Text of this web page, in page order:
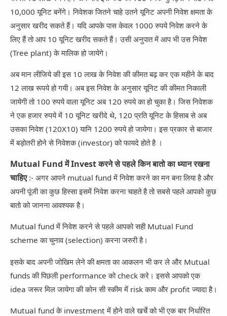
10,000 यूनिट बनेंगे। निवेशक जितने चाहे उतने यूनिट अपनी निवेश क्षमता के
अनुसार खरीद सकते हैं। यदि आपके पास केवल 1000 रुपये निवेश करने के
लिए हैं तो आप 10 यूनिट खरीद सकते हैं। उसी अनुपात में आप भी उस निवेश
(Tree plant) के मालिक हो जायेगे।
अब मान लीजिये की इस 10 लाख के निवेश की कीमत बढ़ कर एक महीने के बाद
12 लाख रूपये हो गयी। अब इस निवेश के अनुसार यूनिट की कीमत निकाली
जायेगी तो 100 रुपये वाला यूनिट अब 120 रुपये का हो चुका है। जिस निवेशक
ने एक हजार रुपये में 10 यूनिट खरीदे थे, 120 प्रति यूनिट के हिसाब से अब
उसका निवेश (120X10) यानि 1200 रुपये हो जायेगा। इस प्रकार से बाजार
में बड़ोतरी होने से निवेशक (investor) को फायदे होते है ।
Mutual Fund में Invest करने से पहले किन बातो का ध्यान रखना
चाहिए:- अगर आपने mutual fund में निवेश करने का मन बना लिया है और
अपनी पूंजी का कुछ हिस्सा इसमें निवेश करना चाहते है तो सबसे पहले आपको कुछ
बातो को जानना आवश्यक है।
Mutual fund में निवेश करने से पहले आपको सही Mutual Fund
scheme का चुनाव (selection) करना जरुरी है।
इसके बाद अपनी जोखिम लेने की क्षमता का आकलन भी कर ले और Mutual
funds की पिछली performance को check करे। इससे आपको एक
idea जरूर मिल जायेगा की कोन सी स्कीम में risk काम और profit ज्यादा है।
Mutual fund के investment में होने वाले खर्चे को भी एक बार निर्धारित